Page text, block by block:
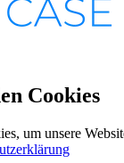
Cookies
um unsere